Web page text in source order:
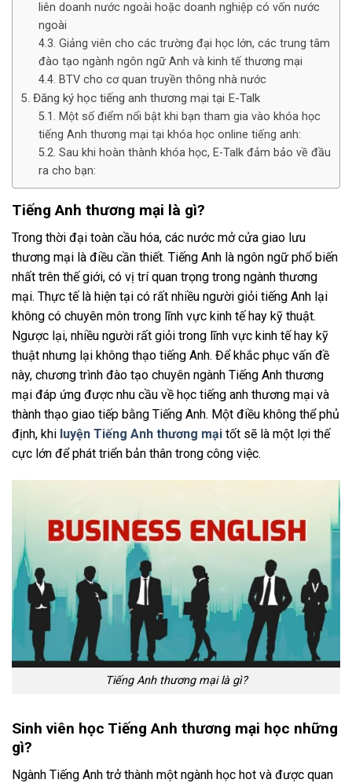
liên doanh nước ngoài hoặc doanh nghiệp có vốn nước
ngoài
Giảng viên cho các trường đại học lớn, các trung tâm
đào tạo ngành ngôn ngữ Anh và kinh tế thương mại
BTV cho cơ quan truyền thông nhà nước
Đăng ký học tiếng anh thương mại tại E-Talk
Một số điểm nổi bật khi bạn tham gia vào khóa học
tiếng Anh thương mại tại khóa học online tiếng anh:
Sau khi hoàn thành khóa học, E-Talk đảm bảo về đầu
ra cho bạn:
Tiếng Anh thương mại là gì?
Trong thời đại toàn cầu hóa, các nước mở cửa giao lưu
thương mại là điều cần thiết. Tiếng Anh là ngôn ngữ phổ biến
nhất trên thế giới, có vị trí quan trọng trong ngành thương
mại. Thực tế là hiện tại có rất nhiều người giỏi tiếng Anh lại
không có chuyên môn trong lĩnh vực kinh tế hay kỹ thuật.
Ngược lại, nhiều người rất giỏi trong lĩnh vực kinh tế hay kỹ
thuật nhưng lại không thạo tiếng Anh. Để khắc phục vấn đề
này, chương trình đào tạo chuyên ngành Tiếng Anh thương
mại đáp ứng được nhu cầu về học tiếng anh thương mại và
thành thạo giao tiếp bằng Tiếng Anh. Một điều không thể phủ
định, khi luyện Tiếng Anh thương mại tốt sẽ là một lợi thế
cực lớn để phát triển bản thân trong công việc.
Tiếng Anh thương mại là gì?
Sinh viên học Tiếng Anh thương mại học những
gì?
Ngành Tiếng Anh trở thành một ngành học hot và được quan